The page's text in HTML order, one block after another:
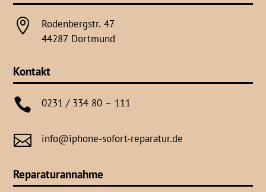

Rodenbergstr. 47
44287 Dortmund
Kontakt
 0231 / 334 80 – 111
 info@iphone-sofort-reparatur.de
Reparaturannahme